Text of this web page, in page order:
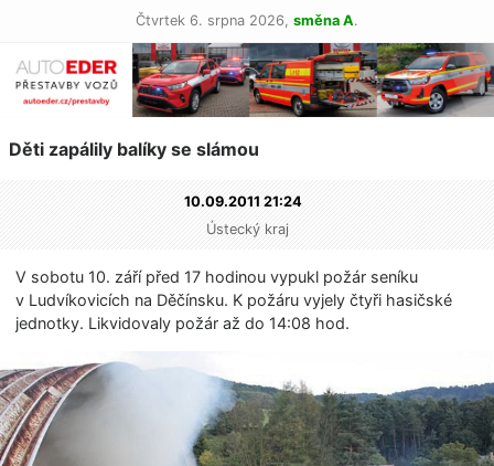
Čtvrtek 6. srpna 2026, směna A.
Děti zapálily balíky se slámou
10.09.2011 21:24
Ústecký kraj
V sobotu 10. září před 17 hodinou vypukl požár seníku
v Ludvíkovicích na Děčínsku. K požáru vyjely čtyři hasičské
jednotky. Likvidovaly požár až do 14:08 hod.